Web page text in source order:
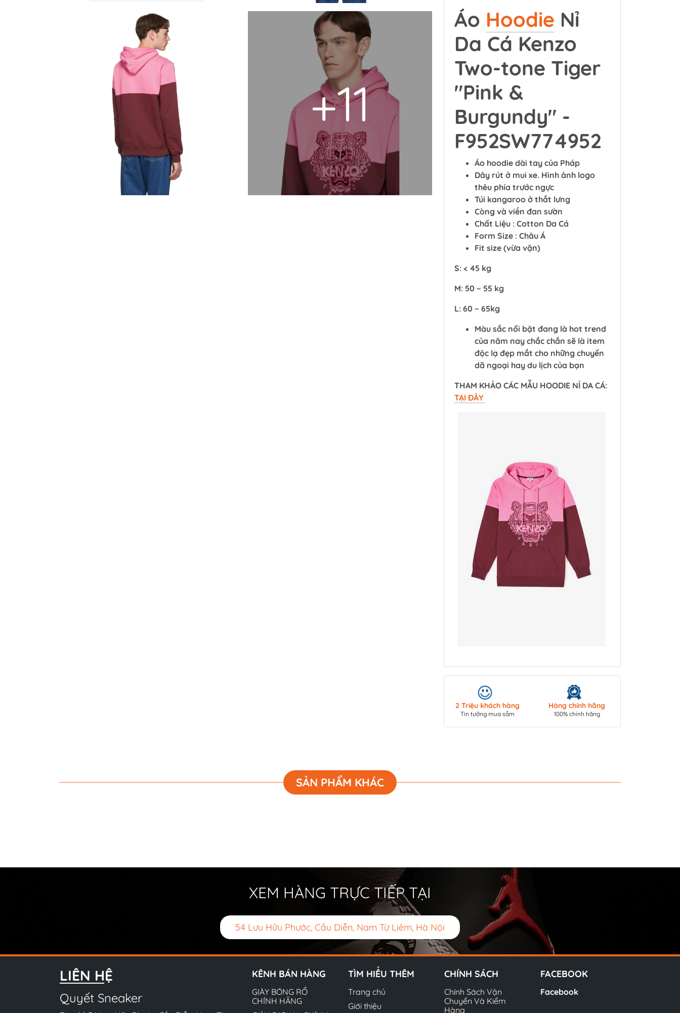
+11
Áo Hoodie Nỉ
Da Cá Kenzo
Two-tone Tiger
"Pink &
Burgundy" -
F952SW774952
Áo hoodie dài tay của Pháp
Dây rút ở mui xe. Hình ảnh logo
thêu phía trước ngực
Túi kangaroo ở thắt lưng
Còng và viền đan sườn
Chất Liệu : Cotton Da Cá
Form Size : Châu Á
Fit size (vừa vặn)
S: < 45 kg
M: 50 ~ 55 kg
L: 60 ~ 65kg
Màu sắc nổi bật đang là hot trend
của năm nay chắc chắn sẽ là item
độc lạ đẹp mắt cho những chuyến
dã ngoại hay du lịch của bạn
THAM KHẢO CÁC MẪU HOODIE NỈ DA CÁ:
TẠI ĐÂY
2 Triệu khách hàng
Tin tưởng mua sắm
Hàng chính hãng
100% chính hãng
SẢN PHẨM KHÁC
XEM HÀNG TRỰC TIẾP TẠI
54 Lưu Hữu Phước, Cầu Diễn, Nam Từ Liêm, Hà Nội
LIÊN HỆ
Quyết Sneaker
KÊNH BÁN HÀNG
GIÀY BÓNG RỔ
CHÍNH HÃNG
TÌM HIỂU THÊM
Trang chủ
Giới thiệu
CHÍNH SÁCH
Chính Sách Vận
Chuyển Và Kiểm
Hàng
FACEBOOK
Facebook